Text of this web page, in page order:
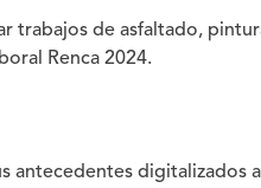
trabajos de asfaltado,
Renca 2024.
antecedentes digitalizados